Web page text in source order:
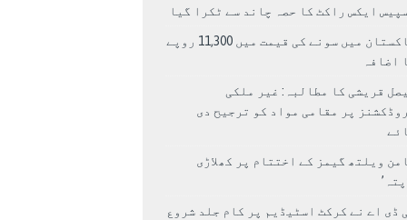
ایکس راکٹ کا حصہ چاند سے ٹکرا گیا
پاکستان میں سونے کی قیمت میں 11,300 روپے
اضافہ
قریشی کا مطالبہ: غیر ملکی
پر مقامی مواد کو ترجیح دی
ویلتھ گیمز کے اختتام پر کھلاڑی
ڈی اے نے کرکٹ اسٹیڈیم پر کام جلد شروع